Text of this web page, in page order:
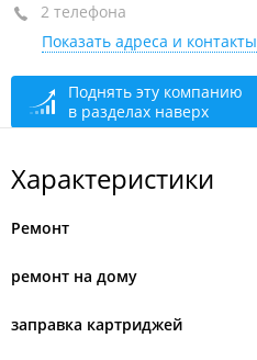
+7 924 320-11-17
+7 (423) 200-42-77
По предварительной записи
2 телефона
Показать адреса и контакты
Поднять эту компанию
в разделах наверх
Характеристики
Ремонт
ремонт на дому
заправка картриджей